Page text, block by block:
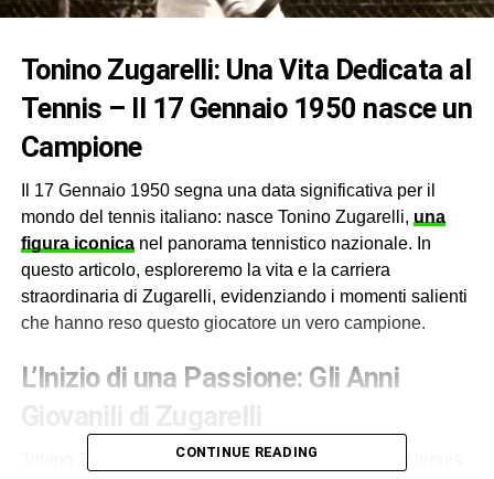
Tonino Zugarelli: Una Vita Dedicata al
Tennis – Il 17 Gennaio 1950 nasce un
Campione
Il 17 Gennaio 1950 segna una data significativa per il
mondo del tennis italiano: nasce Tonino Zugarelli, una
figura iconicanel panorama tennistico nazionale. In
questo articolo, esploreremo la vita e la carriera
straordinaria di Zugarelli, evidenziando i momenti salienti
che hanno reso questo giocatore un vero campione.
L’Inizio di una Passione: Gli Anni
Tonino Zugarelli è cresciuto in un contesto in cui il tennis
CONTINUE READING